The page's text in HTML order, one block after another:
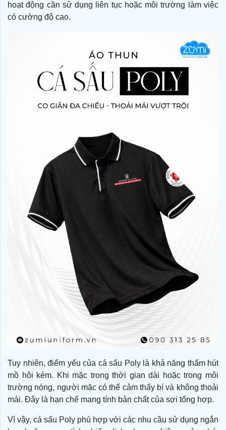
hoạt động cần sử dụng liên tục hoặc môi trường làm việc
có cường độ cao.
Tuy nhiên, điểm yếu của cá sấu Poly là khả năng thấm hút
mồ hôi kém. Khi mặc trong thời gian dài hoặc trong môi
trường nóng, người mặc có thể cảm thấy bí và không thoải
mái. Đây là hạn chế mang tính bản chất của sợi tổng hợp.
Vì vậy, cá sấu Poly phù hợp với các nhu cầu sử dụng ngắn